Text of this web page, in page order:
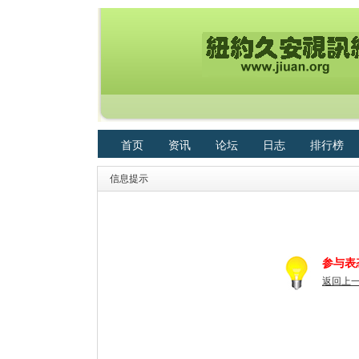
首页 资讯 论坛 日志 排行榜
信息提示
参与表
返回上